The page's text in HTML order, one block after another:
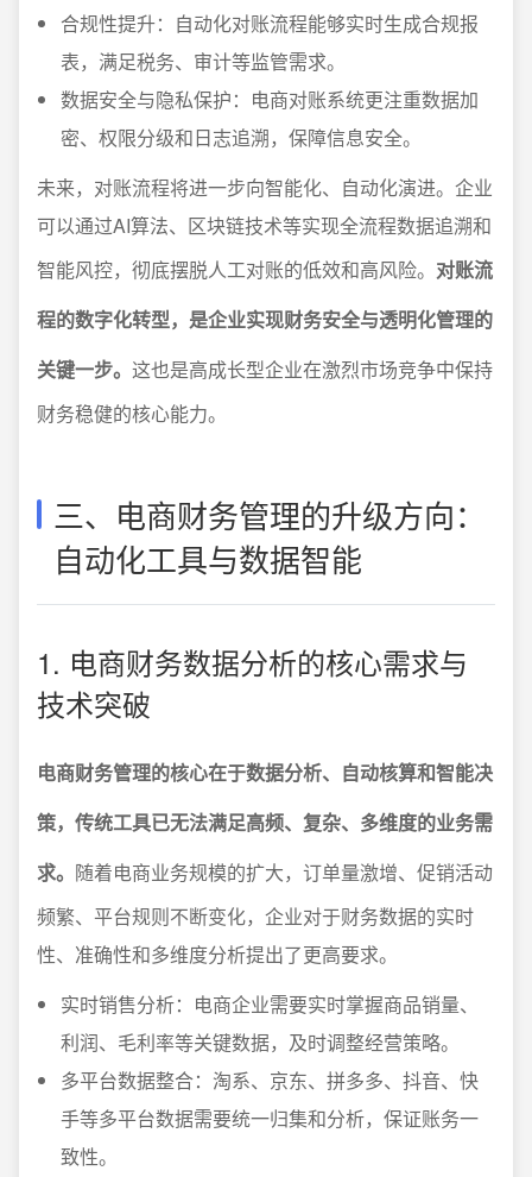
合规性提升：自动化对账流程能够实时生成合规报
表，满足税务、审计等监管需求。
数据安全与隐私保护：电商对账系统更注重数据加
密、权限分级和日志追溯，保障信息安全。
未来，对账流程将进一步向智能化、自动化演进。企业
可以通过AI算法、区块链技术等实现全流程数据追溯和
智能风控，彻底摆脱人工对账的低效和高风险。 对账流
程的数字化转型，是企业实现财务安全与透明化管理的
关键一步。 这也是高成长型企业在激烈市场竞争中保持
财务稳健的核心能力。
三、电商财务管理的升级方向：
自动化工具与数据智能
1. 电商财务数据分析的核心需求与
技术突破
电商财务管理的核心在于数据分析、自动核算和智能决
策，传统工具已无法满足高频、复杂、多维度的业务需
求。 随着电商业务规模的扩大，订单量激增、促销活动
频繁、平台规则不断变化，企业对于财务数据的实时
性、准确性和多维度分析提出了更高要求。
实时销售分析：电商企业需要实时掌握商品销量、
利润、毛利率等关键数据，及时调整经营策略。
多平台数据整合：淘系、京东、拼多多、抖音、快
手等多平台数据需要统一归集和分析，保证账务一
致性。